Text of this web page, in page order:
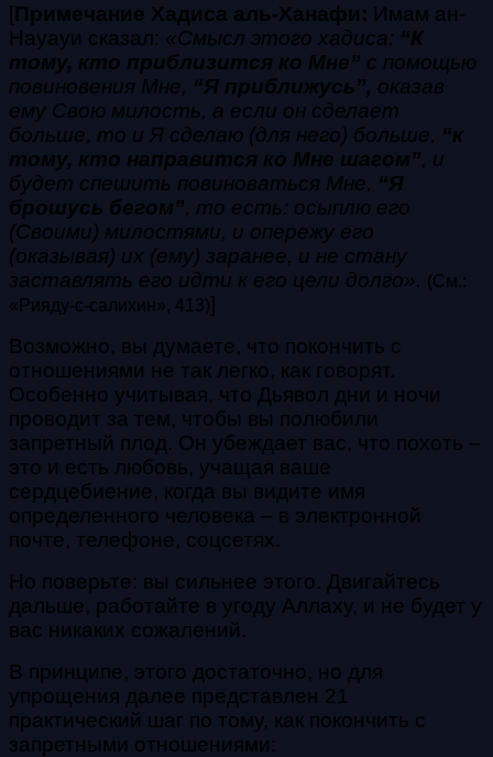
[Примечание Хадиса аль-Ханафи: Имам ан-
Науауи сказал: «Смысл этого хадиса: “К
тому, кто приблизится ко Мне” с помощью
повиновения Мне, “Я приближусь”, оказав
ему Свою милость, а если он сделает
больше, то и Я сделаю (для него) больше, “к
тому, кто направится ко Мне шагом”, и
будет спешить повиноваться Мне, “Я
брошусь бегом”, то есть: осыплю его
(Своими) милостями, и опережу его
(оказывая) их (ему) заранее, и не стану
заставлять его идти к его цели долго». (См.:
«Рияду-с-салихин», 413)]
Возможно, вы думаете, что покончить с
отношениями не так легко, как говорят.
Особенно учитывая, что Дьявол дни и ночи
проводит за тем, чтобы вы полюбили
запретный плод. Он убеждает вас, что похоть –
это и есть любовь, учащая ваше
сердцебиение, когда вы видите имя
определенного человека – в электронной
почте, телефоне, соцсетях.
Но поверьте: вы сильнее этого. Двигайтесь
дальше, работайте в угоду Аллаху, и не будет у
вас никаких сожалений.
В принципе, этого достаточно, но для
упрощения далее представлен 21
практический шаг по тому, как покончить с
запретными отношениями: